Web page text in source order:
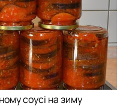
соусі на зиму